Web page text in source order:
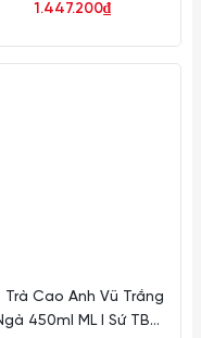
1.447.200₫
Trà Cao Anh Vũ Trắng
450ml ML I Sứ TB